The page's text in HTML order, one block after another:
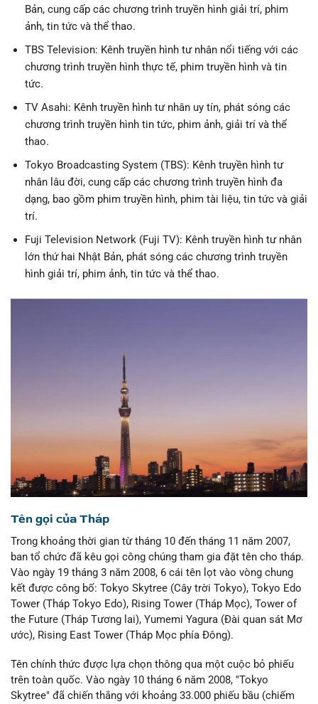
Bản, cung cấp các chương trình truyền hình giải trí, phim
ảnh, tin tức và thể thao.
TBS Television: Kênh truyền hình tư nhân nổi tiếng với các
chương trình truyền hình thực tế, phim truyền hình và tin
tức.
TV Asahi: Kênh truyền hình tư nhân uy tín, phát sóng các
chương trình truyền hình tin tức, phim ảnh, giải trí và thể
thao.
Tokyo Broadcasting System (TBS): Kênh truyền hình tư
nhân lâu đời, cung cấp các chương trình truyền hình đa
dạng, bao gồm phim truyền hình, phim tài liệu, tin tức và giải
trí.
Fuji Television Network (Fuji TV): Kênh truyền hình tư nhân
lớn thứ hai Nhật Bản, phát sóng các chương trình truyền
hình giải trí, phim ảnh, tin tức và thể thao.
Tên gọi của Tháp
Trong khoảng thời gian từ tháng 10 đến tháng 11 năm 2007,
ban tổ chức đã kêu gọi công chúng tham gia đặt tên cho tháp.
Vào ngày 19 tháng 3 năm 2008, 6 cái tên lọt vào vòng chung
kết được công bố: Tokyo Skytree (Cây trời Tokyo), Tokyo Edo
Tower (Tháp Tokyo Edo), Rising Tower (Tháp Mọc), Tower of
the Future (Tháp Tương lai), Yumemi Yagura (Đài quan sát Mơ
ước), Rising East Tower (Tháp Mọc phía Đông).
Tên chính thức được lựa chọn thông qua một cuộc bỏ phiếu
trên toàn quốc. Vào ngày 10 tháng 6 năm 2008, "Tokyo
Skytree" đã chiến thắng với khoảng 33.000 phiếu bầu (chiếm